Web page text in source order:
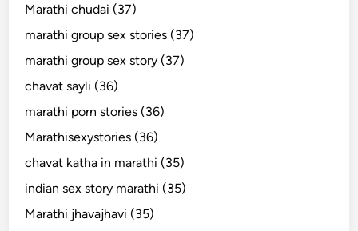
Marathi chudai (37)
marathi group sex stories (37)
marathi group sex story (37)
chavat sayli (36)
marathi porn stories (36)
Marathisexystories (36)
chavat katha in marathi (35)
indian sex story marathi (35)
Marathi jhavajhavi (35)